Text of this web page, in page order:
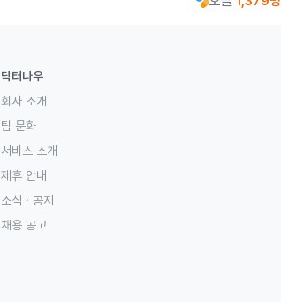
닥터나우
회사 소개
팀 문화
서비스 소개
제휴 안내
소식 · 공지
채용 공고